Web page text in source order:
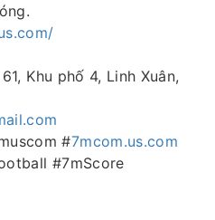
Khu phố 4, Linh Xuân,
#7mcom.us.com
#7mScore